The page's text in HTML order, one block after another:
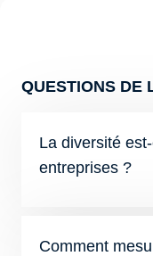
QUESTIONS DE
La diversité
entreprises ?
Comment